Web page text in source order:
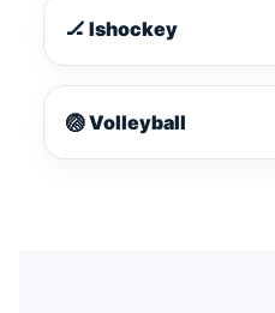
🏒 Ishockey
🏐 Volleyball